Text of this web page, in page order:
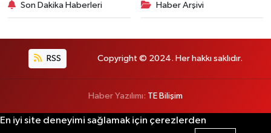
Son Dakika Haberleri Haber Arşivi
RSS Copyright © 2024. Her hakkı saklıdır.
Haber Yazılımı: TE Bilişim
En iyi site deneyimi sağlamak için çerezlerden